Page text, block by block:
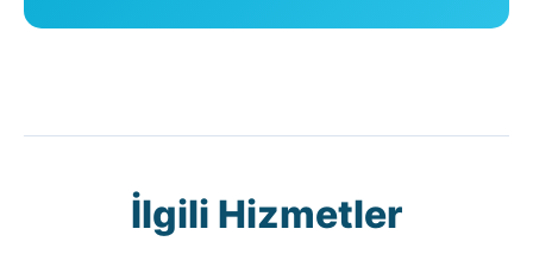
İlgili Hizmetler